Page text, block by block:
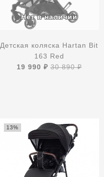
Детская коляска Hartan Bit
163 Red
19 990 ₽30 890 ₽
13%